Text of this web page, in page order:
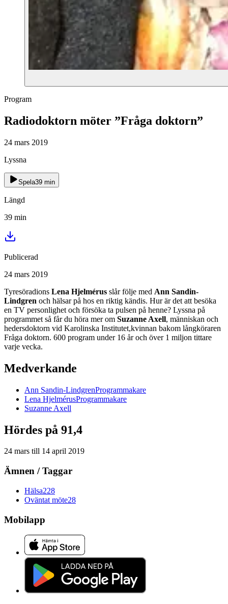
Program
Radiodoktorn möter ”Fråga doktorn”
24 mars 2019
Lyssna
Spela39 min
Längd
39 min
Publicerad
24 mars 2019
Tyresöradions Lena Hjelmérus slår följe med Ann Sandin-
Lindgren och hälsar på hos en riktig kändis. Hur är det att besöka
en TV personlighet och försöka ta pulsen på henne? Lyssna på
programmet så får du höra mer om Suzanne Axell, människan och
hedersdoktorn vid Karolinska Institutet,kvinnan bakom långköraren
Fråga doktorn. 600 program under 16 år och över 1 miljon tittare
varje vecka.
Medverkande
Ann Sandin-LindgrenProgrammakare
Lena HjelmérusProgrammakare
Suzanne Axell
Hördes på 91,4
24 mars till 14 april 2019
Ämnen / Taggar
Hälsa228
Oväntat möte28
Mobilapp